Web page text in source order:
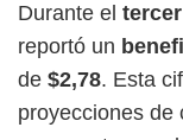
Durante el
reportó un
de $2,78. Esta
proyecciones de